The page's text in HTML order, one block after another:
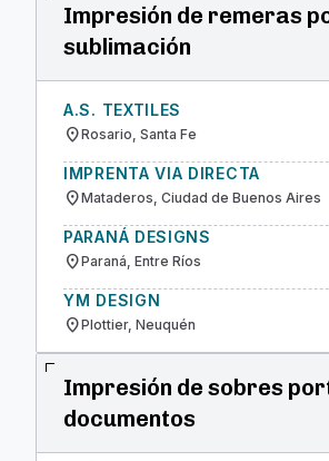
Impresión de remeras
sublimación
A.S. TEXTILES
location_onRosario, Santa Fe
IMPRENTA VIA DIRECTA
location_onMataderos, Ciudad de Buenos Aires
PARANÁ DESIGNS
location_onParaná, Entre Ríos
YM DESIGN
location_onPlottier, Neuquén
Impresión de sobres
documentos